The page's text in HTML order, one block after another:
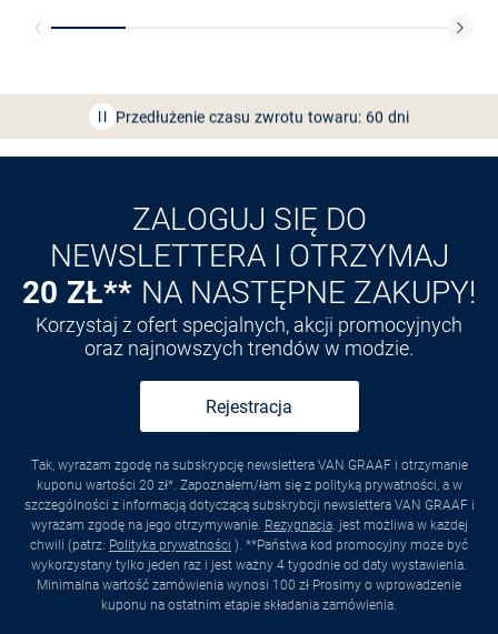
Przedłużenie czasu zwrotu towaru: 60 dni
Odkryj aplikację VANGRAAF
ZALOGUJ SIĘ DO
NEWSLETTERA I OTRZYMAJ
20 ZŁ** NA NASTĘPNE ZAKUPY!
Korzystaj z ofert specjalnych, akcji promocyjnych
oraz najnowszych trendów w modzie.
Rejestracja
Tak, wyrażam zgodę na subskrypcję newslettera VAN GRAAF i otrzymanie
kuponu wartości 20 zł*. Zapoznałem/łam się z polityką prywatności, a w
szczególności z informacją dotyczącą subskrybcji newslettera VAN GRAAF i
wyrażam zgodę na jego otrzymywanie. Rezygnacja. jest możliwa w każdej
chwili (patrz: Polityka prywatności ). **Państwa kod promocyjny może być
wykorzystany tylko jeden raz i jest ważny 4 tygodnie od daty wystawienia.
Minimalna wartość zamówienia wynosi 100 zł Prosimy o wprowadzenie
kuponu na ostatnim etapie składania zamówienia.